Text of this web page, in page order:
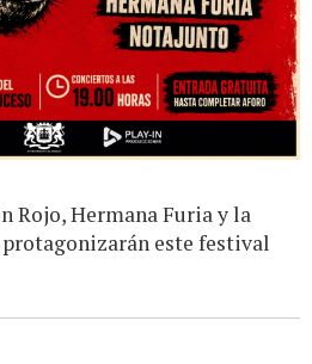
Rojo, Hermana Furia y la
este festival